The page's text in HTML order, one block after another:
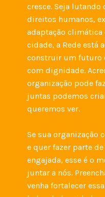
cresce. Seja lutando
direitos humanos,
adaptação
cidade, a Rede está
construir um futuro
com dignidade.
organização pode
juntas podemos
queremos ver.
Se sua organização
e quer fazer parte
engajada, esse é o
juntar a nós.
venha fortalecer